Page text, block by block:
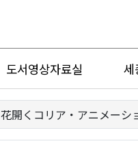
도서영상자료실 세
花開くコリア・アニメーシ